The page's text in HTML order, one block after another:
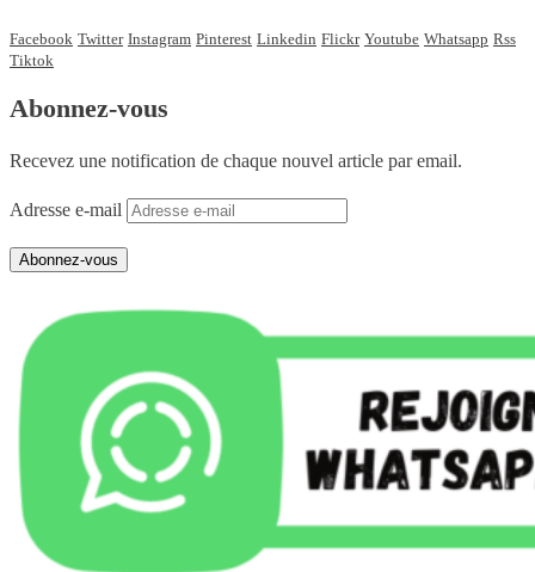
Facebook Twitter Instagram Pinterest Linkedin Flickr Youtube Whatsapp Rss
Tiktok
Abonnez-vous
Recevez une notification de chaque nouvel article par email.
Adresse e-mail
Abonnez-vous